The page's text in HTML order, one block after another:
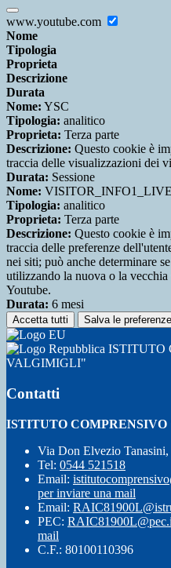
www.youtube.com
Nome
Tipologia
Proprieta
Descrizione
Durata
Nome: YSC
Tipologia: analitico
Proprieta: Terza parte
Descrizione: Questo cookie è
traccia delle visualizzazioni dei
Durata: Sessione
Nome: VISITOR_INFO1_LIVE
Tipologia: analitico
Proprieta: Terza parte
Descrizione: Questo cookie è
traccia delle preferenze
nei siti; può anche determinare
utilizzando la nuova o la
Youtube.
Durata: 6 mesi
Accetta tutti Salva le preferenze
ISTITUTO
VALGIMIGLI"
Contatti
ISTITUTO
Via Don Elvezio
Tel: 0544 521518
Email:
per inviare una mail
Email:
PEC:
mail
C.F.: 80100110396